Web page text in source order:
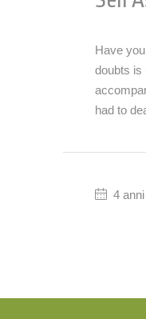
Have
doubts is
had to
4